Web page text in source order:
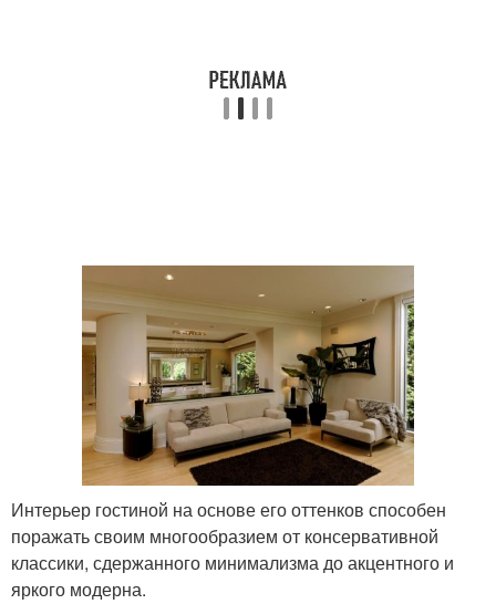
Интерьер гостиной на основе его оттенков способен
поражать своим многообразием от консервативной
классики, сдержанного минимализма до акцентного и
яркого модерна.